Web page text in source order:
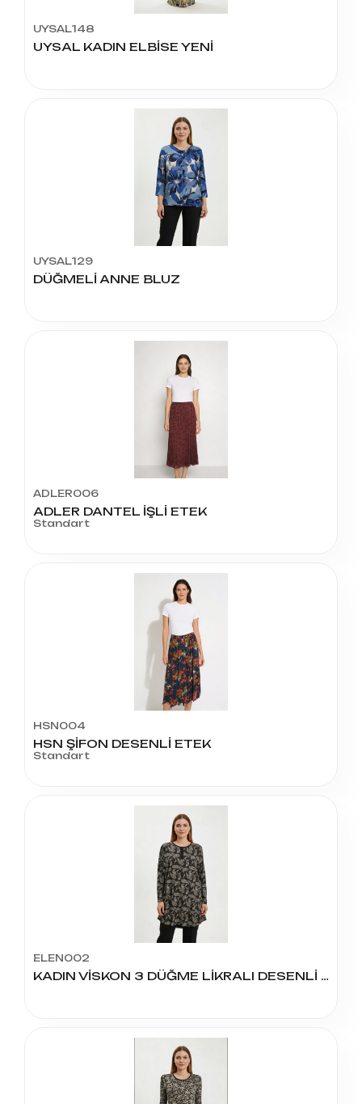
UYSAL148
UYSAL KADIN ELBİSE YENİ
UYSAL129
DÜĞMELİ ANNE BLUZ
ADLER006
ADLER DANTEL İŞLİ ETEK
Standart
HSN004
HSN ŞİFON DESENLİ ETEK
Standart
ELEN002
KADIN VİSKON 3 DÜĞME LİKRALI DESENLİ TUNİK